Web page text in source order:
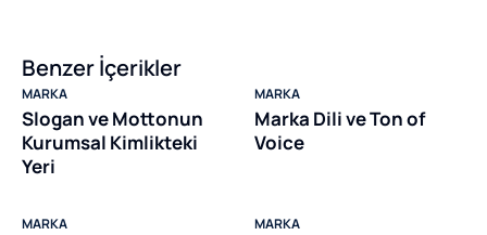
Benzer İçerikler
MARKA
Slogan ve Mottonun
Kurumsal Kimlikteki
Yeri
MARKA
Marka Dili ve Ton of
Voice
MARKA MARKA